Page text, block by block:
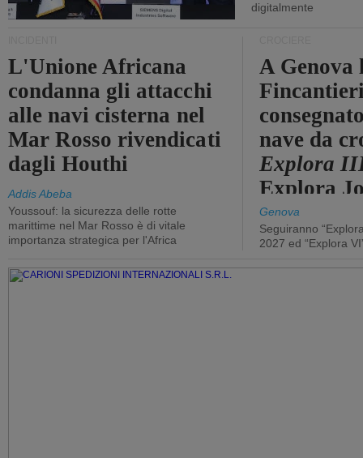
digitalmente
L'Unione Africana
condanna gli attacchi
alle navi cisterna nel
Mar Rosso rivendicati
dagli Houthi
Addis Abeba
Youssouf: la sicurezza delle rotte
marittime nel Mar Rosso è di vitale
importanza strategica per l'Africa
A Genova
nave da
Explora
Explora
Genova
Seguiranno
2027 ed “Explora